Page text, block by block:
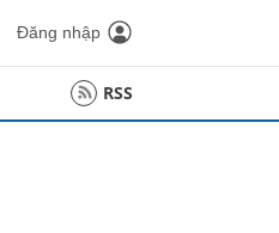
Đăng nhập
RSS